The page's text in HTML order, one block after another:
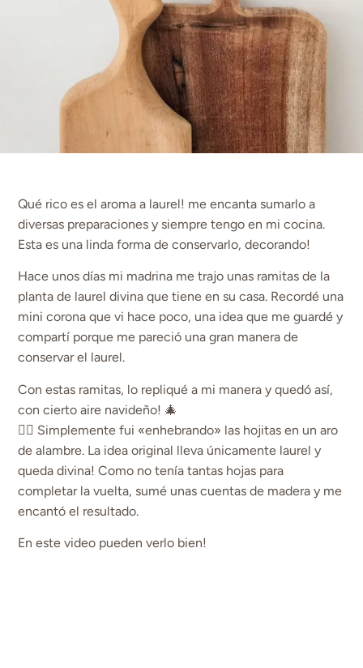
Qué rico es el aroma a laurel! me encanta sumarlo a
diversas preparaciones y siempre tengo en mi cocina.
Esta es una linda forma de conservarlo, decorando!
Hace unos días mi madrina me trajo unas ramitas de la
planta de laurel divina que tiene en su casa. Recordé una
mini corona que vi hace poco, una idea que me guardé y
compartí porque me pareció una gran manera de
conservar el laurel.
Con estas ramitas, lo repliqué a mi manera y quedó así,
con cierto aire navideño! 🎄
👉🏻 Simplemente fui «enhebrando» las hojitas en un aro
de alambre. La idea original lleva únicamente laurel y
queda divina! Como no tenía tantas hojas para
completar la vuelta, sumé unas cuentas de madera y me
encantó el resultado.
En este video pueden verlo bien!